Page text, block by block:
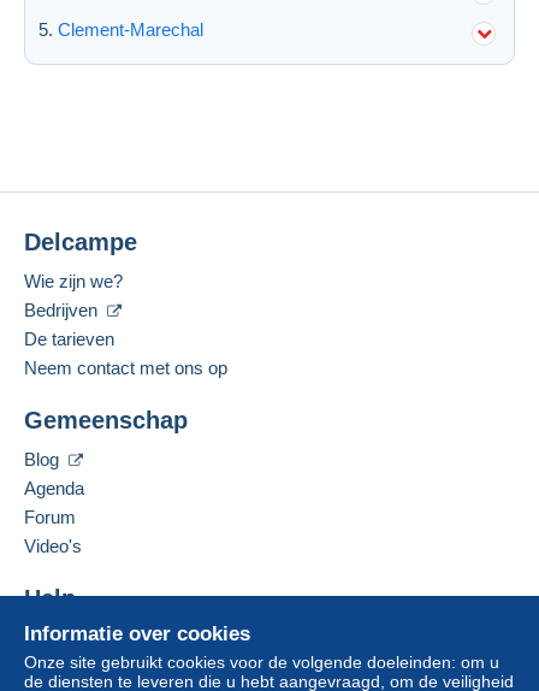
Clement-Marechal
Informatie over cookies
Onze site gebruikt cookies voor de volgende doeleinden: om u
de diensten te leveren die u hebt aangevraagd, om de veiligheid
Delcampe
Wie zijn we?
Bedrijven
De tarieven
Neem contact met ons op
Gemeenschap
Blog
Agenda
Forum
Video's
Help
Hulpcentrum
Kopen op Delcampe